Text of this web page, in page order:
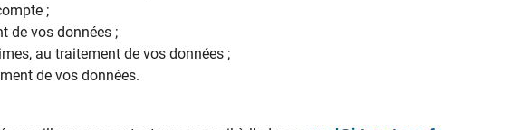
;
de vos données ;
au traitement de vos données ;
de vos données.